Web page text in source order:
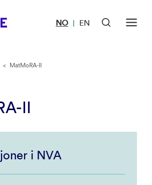
NO | EN
< MatMoRA-II
II
i NVA